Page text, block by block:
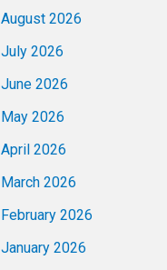
August 2026
July 2026
June 2026
May 2026
April 2026
March 2026
February 2026
January 2026